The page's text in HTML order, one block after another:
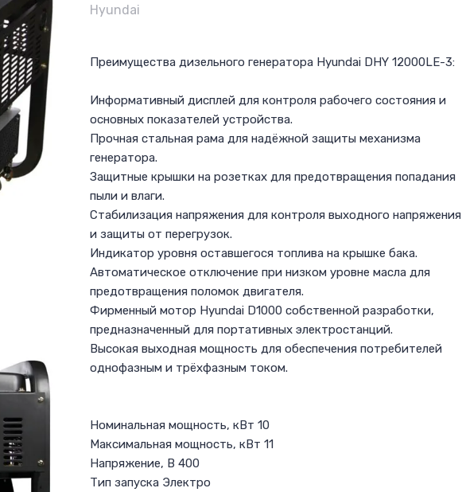
Hyundai
Преимущества дизельного генератора Hyundai DHY 12000LE-3:
Информативный дисплей для контроля рабочего состояния и
основных показателей устройства.
Прочная стальная рама для надёжной защиты механизма
генератора.
Защитные крышки на розетках для предотвращения попадания
пыли и влаги.
Стабилизация напряжения для контроля выходного напряжения
и защиты от перегрузок.
Индикатор уровня оставшегося топлива на крышке бака.
Автоматическое отключение при низком уровне масла для
предотвращения поломок двигателя.
Фирменный мотор Hyundai D1000 собственной разработки,
предназначенный для портативных электростанций.
Высокая выходная мощность для обеспечения потребителей
однофазным и трёхфазным током.
Номинальная мощность, кВт 10
Максимальная мощность, кВт 11
Напряжение, В 400
Тип запуска Электро